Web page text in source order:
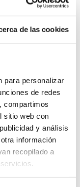
de las cookies
para personalizar
de redes
compartimos
sitio web con
y análisis
información
recopilado a
de lo contrario,
y del
Amberes y
salida RoRo
como
Galveston son
la región de
elegirse
costes de